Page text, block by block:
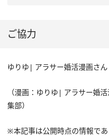
ご協力
ゆりゆ| アラサー婚活漫画さん
（漫画：ゆりゆ| アラサー婚
集部）
※本記事は公開時点の情報で